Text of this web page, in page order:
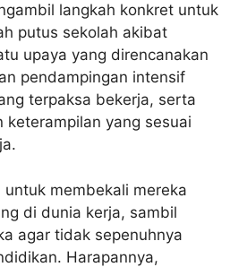
langkah konkret untuk
putus sekolah akibat
upaya yang direncanakan
pendampingan intensif
terpaksa bekerja, serta
keterampilan yang sesuai
membekali mereka
di dunia kerja, sambil
agar tidak sepenuhnya
Harapannya,